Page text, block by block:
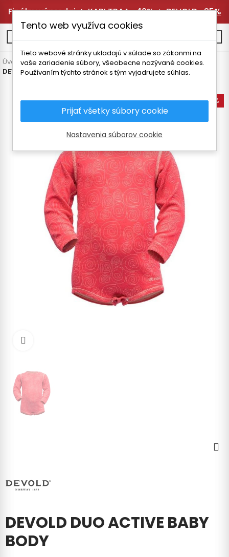
Finálny výpredaj 🔥KARI TRAA -40%🔥DEVOLD -25%
Úvodná stránka Detské oblečenie Termoprádlo
Body
DEVOLD DUO ACTIVE BABY BODY
-35%
DEVOLD DUO ACTIVE BABY
BODY
Tento web využíva cookies
Tieto webové stránky ukladajú v súlade so zákonmi na
vaše zariadenie súbory, všeobecne nazývané cookies.
Používaním týchto stránok s tým vyjadrujete súhlas.
Prijať všetky súbory cookie
Nastavenia súborov cookie